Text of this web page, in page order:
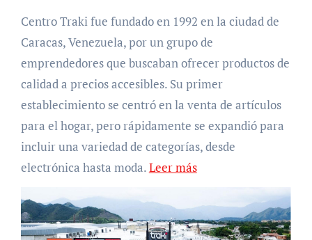
Centro Traki fue fundado en 1992 en la ciudad de
Caracas, Venezuela, por un grupo de
emprendedores que buscaban ofrecer productos de
calidad a precios accesibles. Su primer
establecimiento se centró en la venta de artículos
para el hogar, pero rápidamente se expandió para
incluir una variedad de categorías, desde
electrónica hasta moda.Leer más